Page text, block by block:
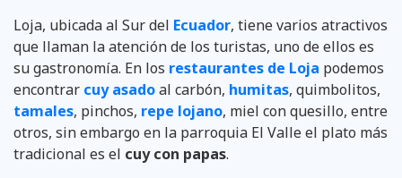
Loja, ubicada al Sur del Ecuador, tiene varios atractivos
que llaman la atención de los turistas, uno de ellos es
su gastronomía. En los restaurantes de Loja podemos
encontrar cuy asadoal carbón, humitas, quimbolitos,
tamales, pinchos, repe lojano, miel con quesillo, entre
otros, sin embargo en la parroquia El Valle el plato más
tradicional es el cuy con papas.